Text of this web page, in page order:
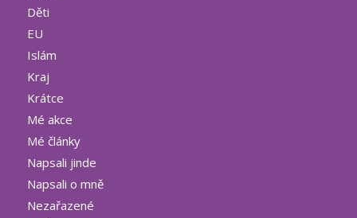
Děti
EU
Islám
Kraj
Krátce
Mé akce
Mé články
Napsali jinde
Napsali o mně
Nezařazené